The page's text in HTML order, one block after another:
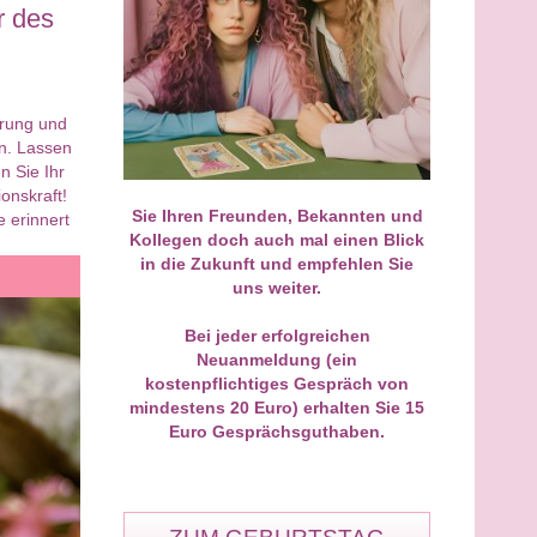
mein allererstes Gespräch
geführt und direkt
Volltreffer gelandet! Ich war
einer zähen
total
und wusste nicht weiter.
hat die Sache ohne
analysiert und mir
trocken gesagt, wie sich die
verhalten wird. Gestern
wie von ihm gesehen.
pragmatische und ehrliche
einfach Gold wert.
Als Neukunde geht man ja
gesagt immer mit einer leichten
Skepsis in so ein Telefonat.
Erstgespräch bei M. hat mich
jedoch von der ersten Sekunde
absolut fasziniert. Ohne dass ich
Dynamik und das emotionale
Wirrwarr sofort auf den Punkt
gebracht. Man fühlt sich bei ihm
der ersten Minute an sicher,
aufgehoben. Das war definitiv
der Anfang!
des
und
Lassen
Sie Ihr
erinnert
Sie Ihren Freunden, Bekannten und
Kollegen doch auch mal einen Blick
in die Zukunft und empfehlen Sie
uns weiter.
Bei jeder erfolgreichen
Neuanmeldung (ein
kostenpflichtiges Gespräch von
mindestens 20 Euro) erhalten Sie 15
Euro Gesprächsguthaben.